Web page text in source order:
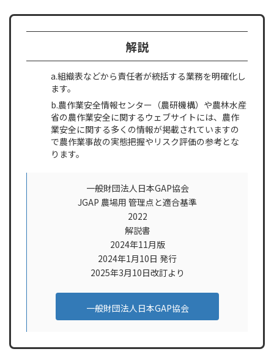
解説
a.組織表などから責任者が統括する業務を明確化し
ます。
b.農作業安全情報センター（農研機構）や農林水産
省の農作業安全に関するウェブサイトには、農作
業安全に関する多くの情報が掲載されていますの
で農作業事故の実態把握やリスク評価の参考とな
ります。
一般財団法人日本GAP協会
JGAP 農場用 管理点と適合基準
2022
解説書
2024年11月版
2024年1月10日 発行
2025年3月10日改訂より
一般財団法人日本GAP協会